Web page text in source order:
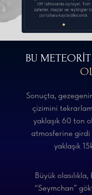
BU
Sonuçta,
çizimini
yaklaşık 60 ton
atmosferine
yaklaşık
Büyük
“Seymchan”